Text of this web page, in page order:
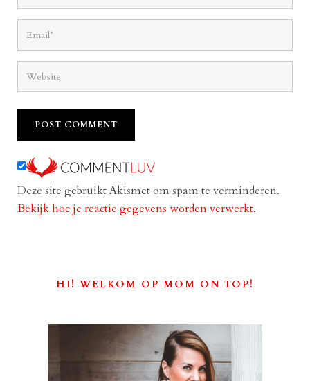
Deze site gebruikt Akismet om spam te verminderen.
Bekijk hoe je reactie gegevens worden verwerkt.
HI! WELKOM OP MOM ON TOP!